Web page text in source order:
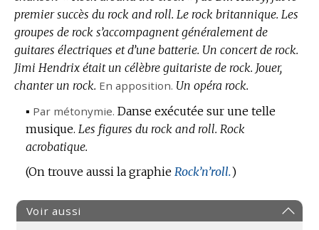
premier succès du rock and roll. Le rock britannique. Les
groupes de rock s’accompagnent généralement de
guitares électriques et d’une batterie. Un concert de rock.
Jimi Hendrix était un célèbre guitariste de rock. Jouer,
chanter un rock. En apposition. Un opéra rock.
▪ Par métonymie. Danse exécutée sur une telle
musique. Les figures du rock and roll. Rock
acrobatique.
(On trouve aussi la graphie Rock’n’roll.)
Voir aussi